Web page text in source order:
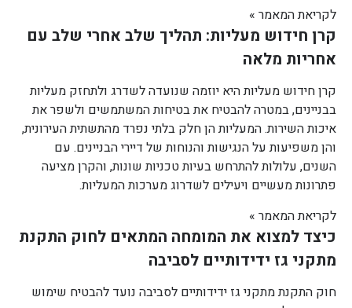
לקריאת המאמר »
קרן חידוש מעליות: תהליך שלב אחרי שלב עם
אחריות מלאה
קרן חידוש מעליות היא יוזמה שנועדה לשדרג ולתחזק מעליות
בבניינים, במטרה להבטיח את בטיחות המשתמשים ולשפר את
איכות השירות. המעליות הן חלק בלתי נפרד מהתשתית העירונית,
והן משפיעות על הנגישות והנוחות של דיירי הבניינים. עם
השנים, עלולות להתרחש בעיות טכניות שונות, והקרן מציעה
פתרונות מעשיים ויעילים לשדרוג מערכות המעליות.
לקריאת המאמר »
כיצד למצוא את המומחה המתאים לחוק התקנת
מתקני גז ידידותיים לסביבה
חוק התקנת מתקני גז ידידותיים לסביבה נועד להבטיח שימוש